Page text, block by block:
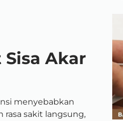
Akar
menyebabkan
sakit langsung,